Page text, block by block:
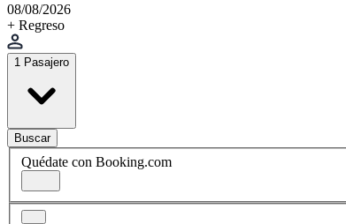
08/08/2026
+ Regreso
1 Pasajero
Buscar
Quédate con Booking.com